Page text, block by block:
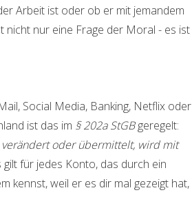
Arbeit ist oder ob er mit jemandem
nicht nur eine Frage der Moral - es ist
Social Media, Banking, Netflix oder
ist das im § 202a StGBgeregelt:
verändert oder übermittelt, wird mit
für jedes Konto, das durch ein
kennst, weil er es dir mal gezeigt hat,